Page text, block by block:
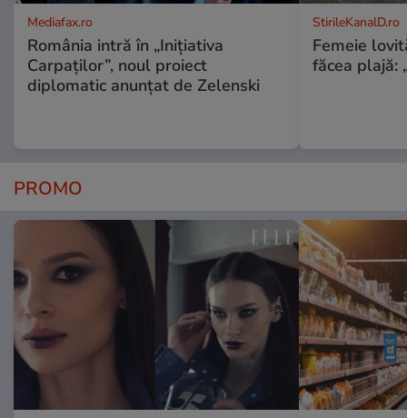
Mediafax.ro
România intră în „Inițiativa
Carpaților”, noul proiect
diplomatic anunțat de Zelenski
StirileKanalD.ro
Femeie
făcea plajă:
PROMO